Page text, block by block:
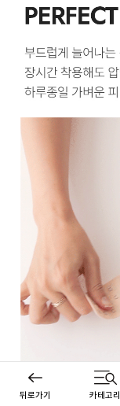
뒤로가기 카테고리